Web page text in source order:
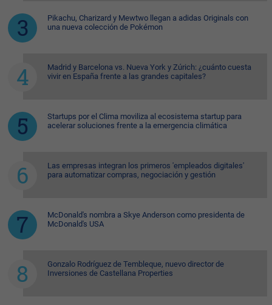
Pikachu, Charizard y Mewtwo llegan a adidas Originals con
una nueva colección de Pokémon
Madrid y Barcelona vs. Nueva York y Zúrich: ¿cuánto cuesta
vivir en España frente a las grandes capitales?
Startups por el Clima moviliza al ecosistema startup para
acelerar soluciones frente a la emergencia climática
Las empresas integran los primeros 'empleados digitales'
para automatizar compras, negociación y gestión
McDonald's nombra a Skye Anderson como presidenta de
McDonald's USA
Gonzalo Rodríguez de Tembleque, nuevo director de
Inversiones de Castellana Properties